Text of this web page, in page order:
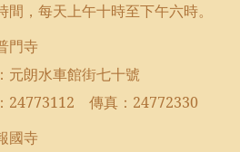
間，每天上午十時至下午六時。
門寺
元朗水車館街七十號
24773112 傳真： 24772330
國寺